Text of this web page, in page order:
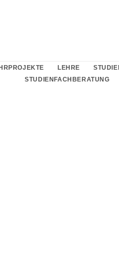
LEHRE
STUDIENFACHBERATUNG